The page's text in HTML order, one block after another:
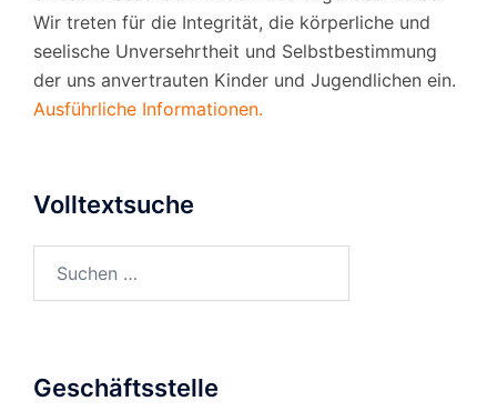
Wir treten für die Integrität, die körperliche und
seelische Unversehrtheit und Selbstbestimmung
der uns anvertrauten Kinder und Jugendlichen ein.
Ausführliche Informationen.
Volltextsuche
Geschäftsstelle